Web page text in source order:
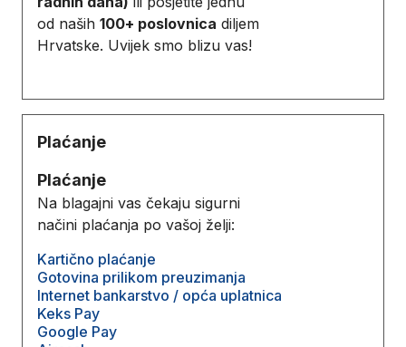
od naših 100+ poslovnica diljem
Hrvatske. Uvijek smo blizu vas!
Plaćanje
Plaćanje
Na blagajni vas čekaju sigurni
načini plaćanja po vašoj želji:
Kartično plaćanje
Gotovina prilikom preuzimanja
Internet bankarstvo / opća uplatnica
Keks Pay
Google Pay